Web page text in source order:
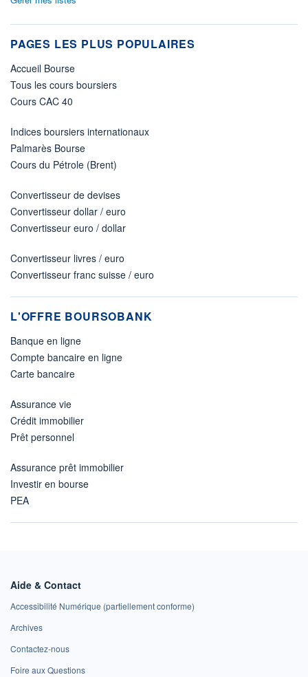
PAGES LES PLUS POPULAIRES
Accueil Bourse
Tous les cours boursiers
Cours CAC 40
Indices boursiers internationaux
Palmarès Bourse
Cours du Pétrole (Brent)
Convertisseur de devises
Convertisseur dollar / euro
Convertisseur euro / dollar
Convertisseur livres / euro
Convertisseur franc suisse / euro
L'OFFRE BOURSOBANK
Banque en ligne
Compte bancaire en ligne
Carte bancaire
Assurance vie
Crédit immobilier
Prêt personnel
Assurance prêt immobilier
Investir en bourse
PEA
Aide & Contact
Accessibilité Numérique (partiellement conforme)
Archives
Contactez-nous
Foire aux Questions